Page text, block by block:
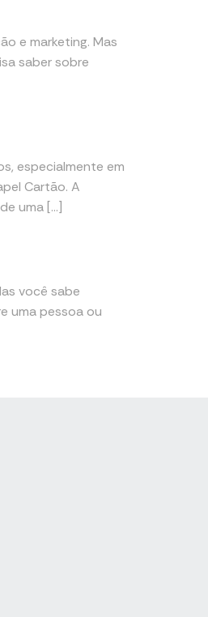
e marketing. Mas
saber sobre
especialmente em
Cartão. A
uma […]
você sabe
uma pessoa ou